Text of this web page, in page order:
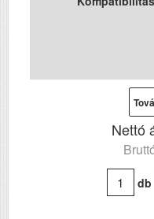
Nettó
db